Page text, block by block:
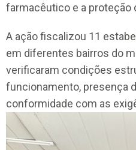
farmacêutico e a proteção
A ação fiscalizou 11
em diferentes bairros do
verificaram condições
funcionamento, presença
conformidade com as